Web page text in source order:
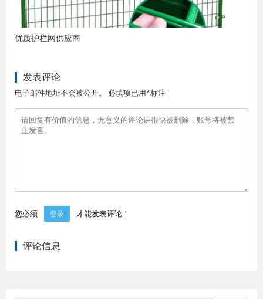
优质护栏网供应商
发表评论
电子邮件地址不会被公开。 必填项已用*标注
您必须 登录 才能发表评论！
评论信息